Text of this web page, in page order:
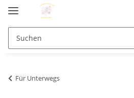
Für Unterwegs